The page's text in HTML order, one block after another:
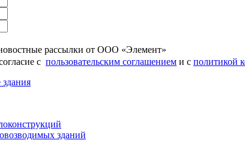
рассылки от ООО «Элемент»
с пользовательским соглашением и с политикой
зданий